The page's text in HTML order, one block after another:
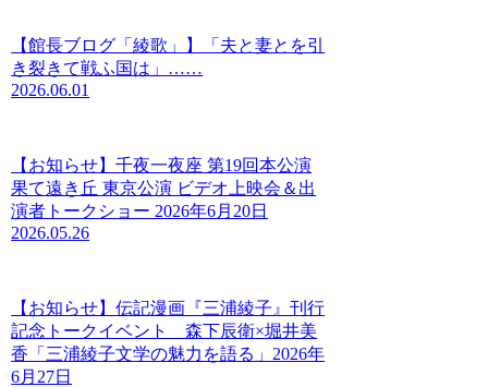
【館長ブログ「綾歌」】「夫と妻とを引
き裂きて戦ふ国は」……
2026.06.01
【お知らせ】千夜一夜座 第19回本公演
果て遠き丘 東京公演 ビデオ上映会＆出
演者トークショー 2026年6月20日
2026.05.26
【お知らせ】伝記漫画『三浦綾子』刊行
記念トークイベント 森下辰衛×堀井美
香「三浦綾子文学の魅力を語る」2026年
6月27日